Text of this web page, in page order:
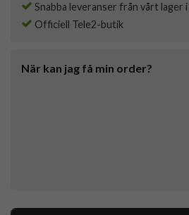
Snabba leveranser från vårt lager
Officiell Tele2-butik
När kan jag få min order?